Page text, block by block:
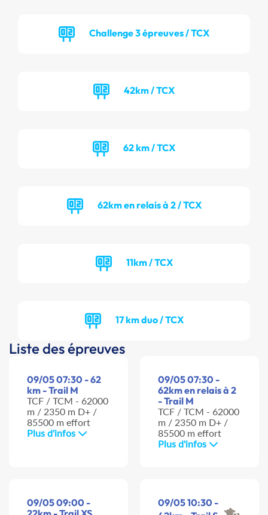
Challenge 3 épreuves / TCX
42km / TCX
62 km / TCX
62km en relais à 2 / TCX
11km / TCX
17 km duo / TCX
Liste des épreuves
09/05 07:30 - 62
km - Trail M
TCF / TCM - 62000
m / 2350 m D+ /
85500 m effort
Plus d'infos
09/05 07:30 -
62km en relais à 2
- Trail M
TCF / TCM - 62000
m / 2350 m D+ /
85500 m effort
Plus d'infos
09/05 09:00 -
09/05 10:30 -